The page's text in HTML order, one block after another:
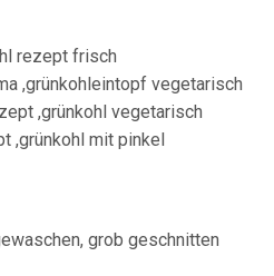
grob geschnitten